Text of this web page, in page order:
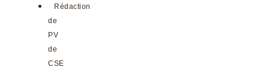
Rédaction
de
PV
de
CSE